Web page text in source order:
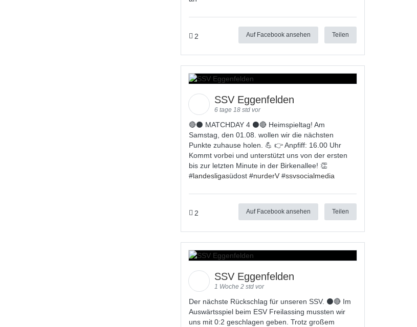
2 Auf Facebook ansehen Teilen
SSV Eggenfelden
6 tage 18 std vor
🔴⚫ MATCHDAY 4 ⚫🔴 Heimspieltag! Am
Samstag, den 01.08. wollen wir die nächsten
Punkte zuhause holen. 💪 👉 Anpfiff: 16.00 Uhr
Kommt vorbei und unterstützt uns von der ersten
bis zur letzten Minute in der Birkenallee! 👏
#landesligasüdost #nurderV #ssvsocialmedia
2 Auf Facebook ansehen Teilen
SSV Eggenfelden
1 Woche 2 std vor
Der nächste Rückschlag für unseren SSV. ⚫🔴 Im
Auswärtsspiel beim ESV Freilassing mussten wir
uns mit 0:2 geschlagen geben. Trotz großem